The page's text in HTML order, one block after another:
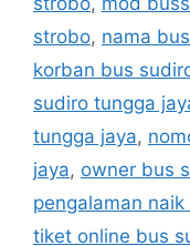
strobo, nama
korban bus
sudiro tungga
tungga jaya,
jaya, owner bus
pengalaman
tiket online bus